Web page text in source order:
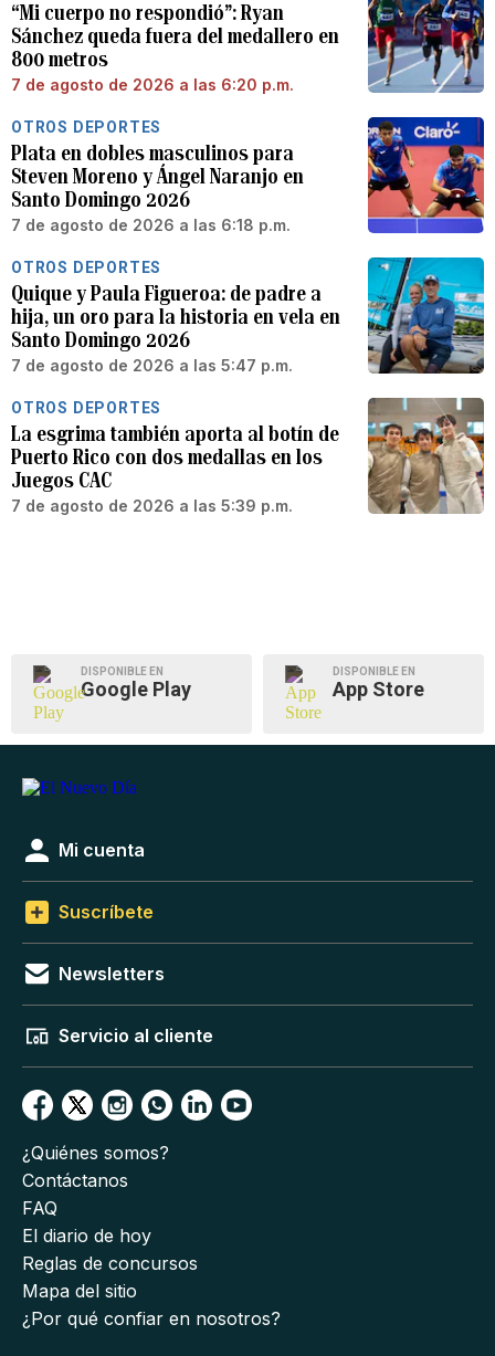
“Mi cuerpo no respondió”: Ryan
Sánchez queda fuera del medallero en
800 metros
7 de agosto de 2026 a las 6:20 p.m.
OTROS DEPORTES
Plata en dobles masculinos para
Steven Moreno y Ángel Naranjo en
Santo Domingo 2026
7 de agosto de 2026 a las 6:18 p.m.
OTROS DEPORTES
Quique y Paula Figueroa: de padre a
hija, un oro para la historia en vela en
Santo Domingo 2026
7 de agosto de 2026 a las 5:47 p.m.
OTROS DEPORTES
La esgrima también aporta al botín de
Puerto Rico con dos medallas en los
Juegos CAC
7 de agosto de 2026 a las 5:39 p.m.
DISPONIBLE EN
Google Play
DISPONIBLE EN
App Store
Mi cuenta
Suscríbete
Newsletters
Servicio al cliente
¿Quiénes somos?
Contáctanos
FAQ
El diario de hoy
Reglas de concursos
Mapa del sitio
¿Por qué confiar en nosotros?